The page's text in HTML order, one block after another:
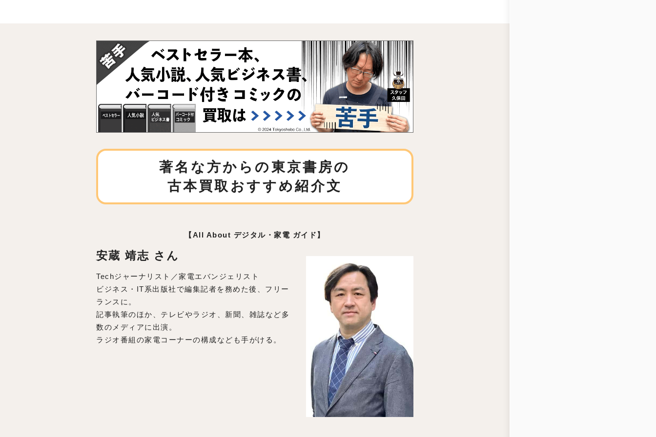
著名な方からの東京書房の
古本買取おすすめ紹介文
【All About デジタル・家電 ガイド】
安蔵 靖志 さん
Techジャーナリスト／家電エバンジェリスト
ビジネス・IT系出版社で編集記者を務めた後、フリー
ランスに。
記事執筆のほか、テレビやラジオ、新聞、雑誌など多
数のメディアに出演。
ラジオ番組の家電コーナーの構成なども手がける。